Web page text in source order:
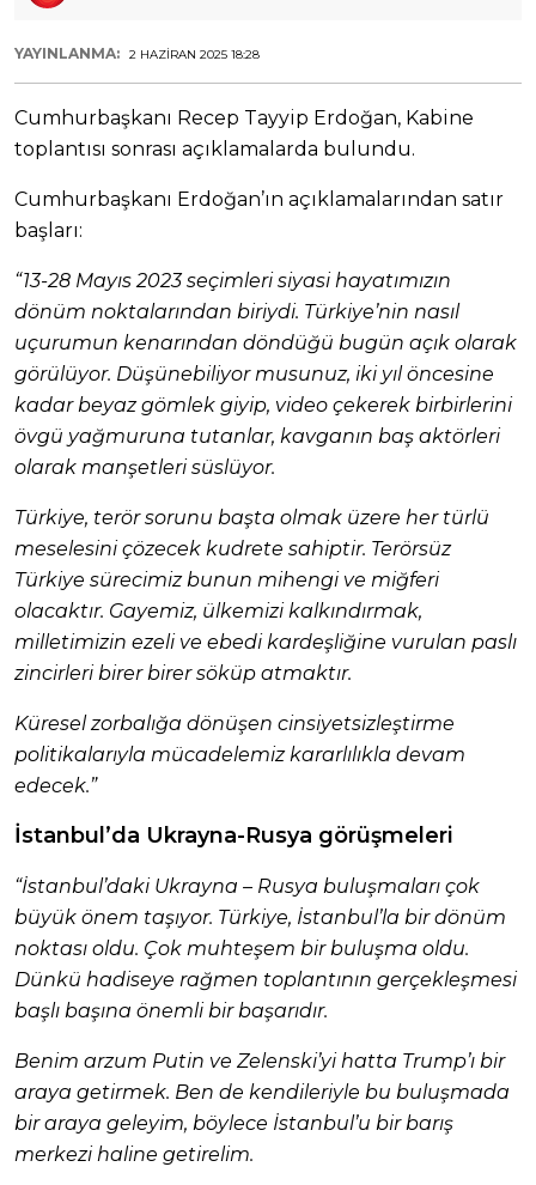
YAYINLANMA: 2 HAZIRAN 2025 18:28
Cumhurbaşkanı Recep Tayyip Erdoğan, Kabine
toplantısı sonrası açıklamalarda bulundu.
Cumhurbaşkanı Erdoğan’ın açıklamalarından satır
başları:
“13-28 Mayıs 2023 seçimleri siyasi hayatımızın
dönüm noktalarından biriydi. Türkiye’nin nasıl
uçurumun kenarından döndüğü bugün açık olarak
görülüyor. Düşünebiliyor musunuz, iki yıl öncesine
kadar beyaz gömlek giyip, video çekerek birbirlerini
övgü yağmuruna tutanlar, kavganın baş aktörleri
olarak manşetleri süslüyor.
Türkiye, terör sorunu başta olmak üzere her türlü
meselesini çözecek kudrete sahiptir. Terörsüz
Türkiye sürecimiz bunun mihengi ve miğferi
olacaktır. Gayemiz, ülkemizi kalkındırmak,
milletimizin ezeli ve ebedi kardeşliğine vurulan paslı
zincirleri birer birer söküp atmaktır.
Küresel zorbalığa dönüşen cinsiyetsizleştirme
politikalarıyla mücadelemiz kararlılıkla devam
edecek.”
İstanbul’da Ukrayna-Rusya görüşmeleri
“İstanbul’daki Ukrayna – Rusya buluşmaları çok
büyük önem taşıyor. Türkiye, İstanbul’la bir dönüm
noktası oldu. Çok muhteşem bir buluşma oldu.
Dünkü hadiseye rağmen toplantının gerçekleşmesi
başlı başına önemli bir başarıdır.
Benim arzum Putin ve Zelenski’yi hatta Trump’ı bir
araya getirmek. Ben de kendileriyle bu buluşmada
bir araya geleyim, böylece İstanbul’u bir barış
merkezi haline getirelim.